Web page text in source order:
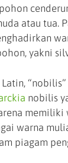
atau tua.
yakni
nobilis
memiliki
warna
piagam